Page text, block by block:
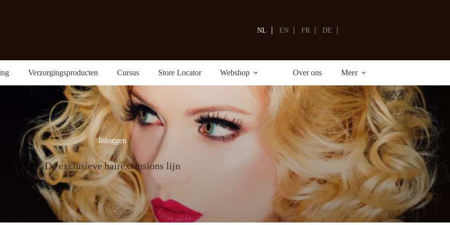
NL EN FR DE
Verzorgingsproducten Cursus Store Locator Webshop Over ons Meer
Inloggen
De exclusieve hairextensions lijn